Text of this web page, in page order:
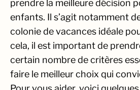
prendre la meilleure décision
enfants. Il s’agit notamment
colonie de vacances idéale
cela, il est important de
certain nombre de critères
faire le meilleur choix qui